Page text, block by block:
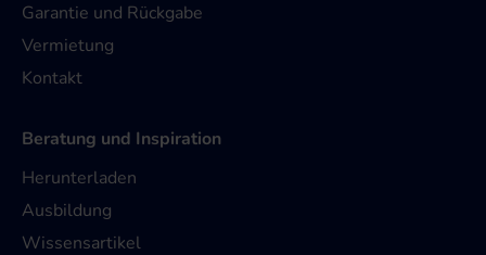
Garantie und Rückgabe
Vermietung
Kontakt
Beratung und Inspiration
Herunterladen
Ausbildung
Wissensartikel